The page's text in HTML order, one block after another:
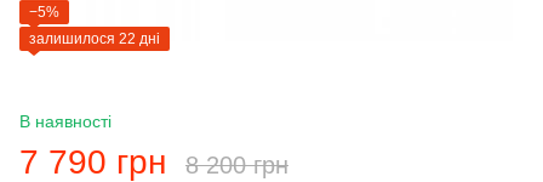
−5%
залишилося 22 дні
В наявності
7 790 грн 8 200 грн